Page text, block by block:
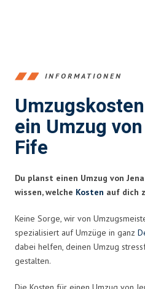
INFORMATIONEN
ein Umzug
Fife
Du planst einen Umzug von
wissen, welche Kosten auf dich
Keine Sorge, wir von
spezialisiert auf Umzüge in ganz
dabei helfen, deinen Umzug
gestalten.